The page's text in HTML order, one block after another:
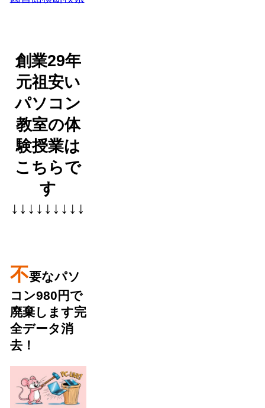
創業29年
元祖安い
パソコン
教室の体
験授業は
こちらで
す
↓↓↓↓↓↓↓↓↓
不要なパソ
コン980円で
廃棄します完
全データ消
去！